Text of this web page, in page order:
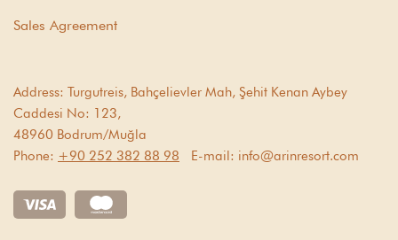
Sales Agreement
Address: Turgutreis, Bahçelievler Mah, Şehit Kenan Aybey
Caddesi No: 123,
48960 Bodrum/Muğla
Phone: +90 252 382 88 98 E-mail: info@arinresort.com